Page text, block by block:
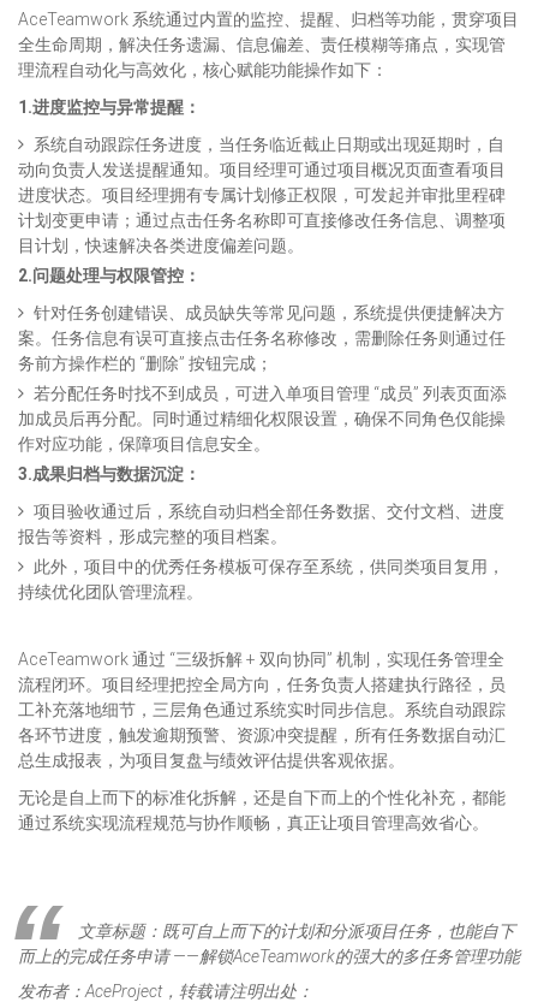
AceTeamwork 系统通过内置的监控、提醒、归档等功能，贯穿项目
全生命周期，解决任务遗漏、信息偏差、责任模糊等痛点，实现管
理流程自动化与高效化，核心赋能功能操作如下：​
1.进度监控与异常提醒：
系统自动跟踪任务进度，当任务临近截止日期或出现延期时，自
动向负责人发送提醒通知。项目经理可通过项目概况页面查看项目
进度状态。项目经理拥有专属计划修正权限，可发起并审批里程碑
计划变更申请；通过点击任务名称即可直接修改任务信息、调整项
目计划，快速解决各类进度偏差问题。
2.问题处理与权限管控：
针对任务创建错误、成员缺失等常见问题，系统提供便捷解决方
案。任务信息有误可直接点击任务名称修改，需删除任务则通过任
务前方操作栏的 “删除” 按钮完成；
若分配任务时找不到成员，可进入单项目管理 “成员” 列表页面添
加成员后再分配。同时通过精细化权限设置，确保不同角色仅能操
作对应功能，保障项目信息安全。
3.成果归档与数据沉淀：
项目验收通过后，系统自动归档全部任务数据、交付文档、进度
报告等资料，形成完整的项目档案。
此外，项目中的优秀任务模板可保存至系统，供同类项目复用，
持续优化团队管理流程。
AceTeamwork 通过 “三级拆解 + 双向协同” 机制，实现任务管理全
流程闭环。项目经理把控全局方向，任务负责人搭建执行路径，员
工补充落地细节，三层角色通过系统实时同步信息。系统自动跟踪
各环节进度，触发逾期预警、资源冲突提醒，所有任务数据自动汇
总生成报表，为项目复盘与绩效评估提供客观依据。
无论是自上而下的标准化拆解，还是自下而上的个性化补充，都能
通过系统实现流程规范与协作顺畅，真正让项目管理高效省心。
文章标题：既可自上而下的计划和分派项目任务，也能自下
而上的完成任务申请 ——解锁AceTeamwork的强大的多任务管理功能
发布者：AceProject，转载请注明出处：